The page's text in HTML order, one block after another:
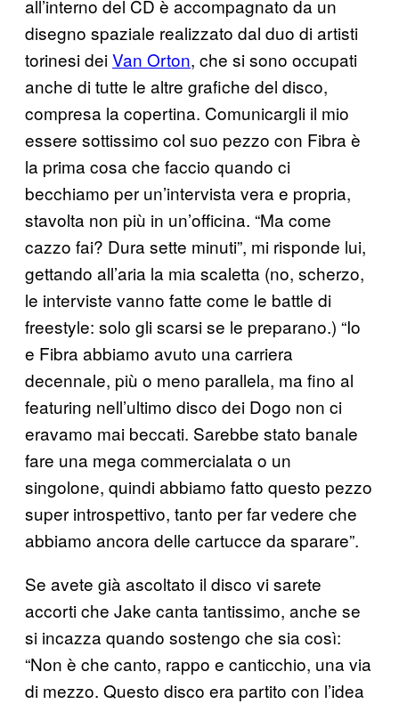
all’interno del CD è accompagnato da un
disegno spaziale realizzato dal duo di artisti
torinesi deiVan Orton, che si sono occupati
anche di tutte le altre grafiche del disco,
compresa la copertina. Comunicargli il mio
essere sottissimo col suo pezzo con Fibra è
la prima cosa che faccio quando ci
becchiamo per un’intervista vera e propria,
stavolta non più in un’officina. “Ma come
cazzo fai? Dura sette minuti”, mi risponde lui,
gettando all’aria la mia scaletta (no, scherzo,
le interviste vanno fatte come le battle di
freestyle: solo gli scarsi se le preparano.) “Io
e Fibra abbiamo avuto una carriera
decennale, più o meno parallela, ma fino al
featuring nell’ultimo disco dei Dogo non ci
eravamo mai beccati. Sarebbe stato banale
fare una mega commercialata o un
singolone, quindi abbiamo fatto questo pezzo
super introspettivo, tanto per far vedere che
abbiamo ancora delle cartucce da sparare”.
Se avete già ascoltato il disco vi sarete
accorti che Jake canta tantissimo, anche se
si incazza quando sostengo che sia così:
“Non è che canto, rappo e canticchio, una via
di mezzo. Questo disco era partito con l’idea